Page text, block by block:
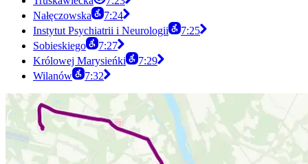
Nałęczowska
7:24
Instytut Psychiatrii i Neurologii
7:25
Sobieskiego
7:27
Królowej Marysieńki
7:29
Wilanów
7:32